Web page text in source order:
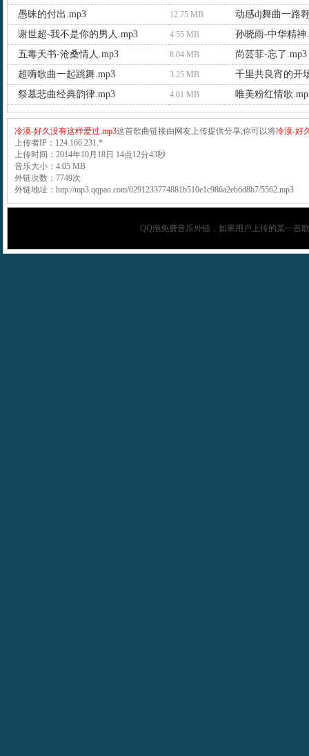
愚昧的付出.mp3
12.75 MB
动感dj舞曲一路
谢世超-我不是你的男人.mp3
4.55 MB
孙晓雨-中华精神
五毒天书-沧桑情人.mp3
8.04 MB
尚芸菲-忘了.mp3
超嗨歌曲一起跳舞.mp3
3.25 MB
千里共良宵的开
祭墓悲曲经典韵律.mp3
4.01 MB 唯美粉红情歌
冷漠-好久没有这样爱过.mp3这首歌曲链接由网友上传提供分享,你可以将冷漠-好
上传者IP：124.166.231.*
上传时间：2014年10月18日 14点12分43秒
音乐大小：4.05 MB
外链次数：7749次
外链地址：http://mp3.qqpao.com/0291233774881b510e1c986a2eb6d8b7/5562.mp3
QQ泡免费音乐外链，如果用户上传的某一首